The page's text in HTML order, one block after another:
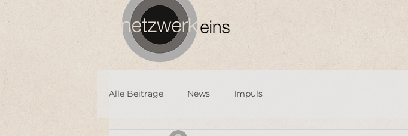
Alle Beiträge News Impuls